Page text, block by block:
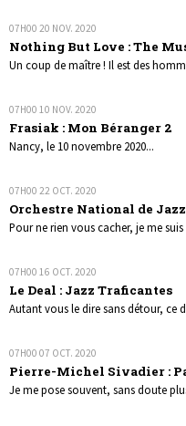
07H00 20 NOV. 2020
Nothing But Love : The
Un coup de maître ! Il est des
07H00 10 NOV. 2020
Frasiak : Mon Béranger 2
Nancy, le 10 novembre 2020...
07H00 22 OCT. 2020
Orchestre National de
Pour ne rien vous cacher, je me
07H00 16 OCT. 2020
Le Deal : Jazz Traficantes
Autant vous le dire sans détour, ce
07H00 07 OCT. 2020
Pierre-Michel Sivadier :
Je me pose souvent, sans doute